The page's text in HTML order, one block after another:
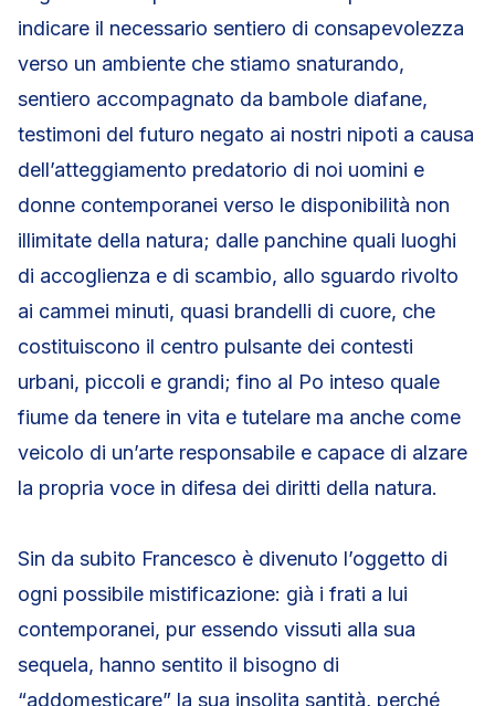
indicare il necessario sentiero di consapevolezza
verso un ambiente che stiamo snaturando,
sentiero accompagnato da bambole diafane,
testimoni del futuro negato ai nostri nipoti a causa
dell’atteggiamento predatorio di noi uomini e
donne contemporanei verso le disponibilità non
illimitate della natura; dalle panchine quali luoghi
di accoglienza e di scambio, allo sguardo rivolto
ai cammei minuti, quasi brandelli di cuore, che
costituiscono il centro pulsante dei contesti
urbani, piccoli e grandi; fino al Po inteso quale
fiume da tenere in vita e tutelare ma anche come
veicolo di un’arte responsabile e capace di alzare
la propria voce in difesa dei diritti della natura.
Sin da subito Francesco è divenuto l’oggetto di
ogni possibile mistificazione: già i frati a lui
contemporanei, pur essendo vissuti alla sua
sequela, hanno sentito il bisogno di
“addomesticare” la sua insolita santità, perché